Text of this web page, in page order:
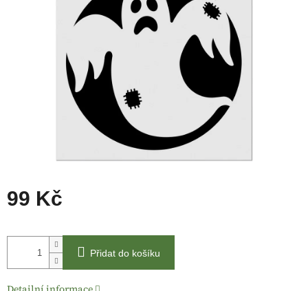
99 Kč
cena:
Přidat do košíku